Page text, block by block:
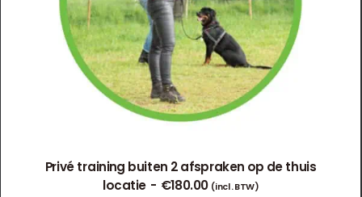
Privé training buiten 2 afspraken op de thuis
locatie
€180.00 (incl. BTW)